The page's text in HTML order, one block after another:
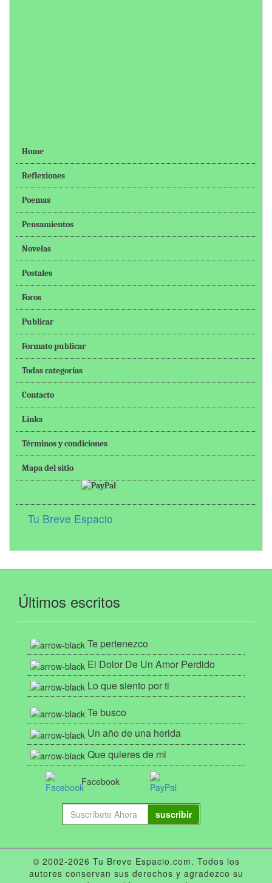
Home
Reflexiones
Poemas
Pensamientos
Novelas
Postales
Foros
Publicar
Formato publicar
Todas categorías
Contacto
Links
Términos y condiciones
Mapa del sitio
Tu Breve Espacio
Últimos escritos
Te pertenezco
El Dolor De Un Amor Perdido
Lo que siento por ti
Te busco
Un año de una herida
Que quieres de mi
Facebook
suscribir
© 2002-2026 Tu Breve Espacio.com. Todos los
autores conservan sus derechos y agradezco su